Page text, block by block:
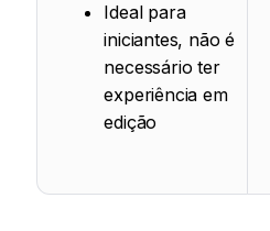
Ideal para
iniciantes, não é
necessário ter
experiência em
edição